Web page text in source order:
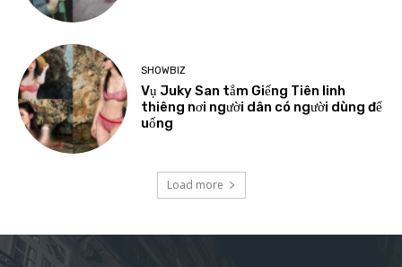
SHOWBIZ
Vụ Juky San tắm Giếng Tiên linh
thiêng nơi người dân có người dùng để
uống
Load more